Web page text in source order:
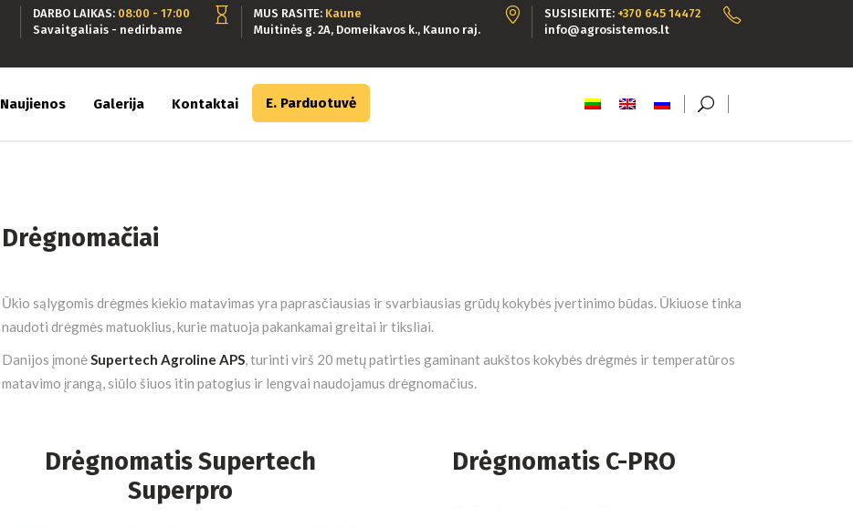
DARBO LAIKAS: 08:00 - 17:00
Savaitgaliais - nedirbame
MUS RASITE: Kaune
Muitinės g. 2A, Domeikavos k., Kauno raj.
SUSISIEKITE: +370 645 14472
info@agrosistemos.lt
Naujienos Galerija Kontaktai E. Parduotuvė
Drėgnomačiai
Ūkio sąlygomis drėgmės kiekio matavimas yra paprasčiausias ir svarbiausias grūdų kokybės įvertinimo būdas. Ūkiuose tinka
naudoti drėgmės matuoklius, kurie matuoja pakankamai greitai ir tiksliai.
Danijos įmonėSupertech Agroline APS, turinti virš 20 metų patirties gaminant aukštos kokybės drėgmės ir temperatūros
matavimo įrangą, siūlo šiuos itin patogius ir lengvai naudojamus drėgnomačius.
Drėgnomatis Supertech
Superpro
Drėgnomatis C-PRO